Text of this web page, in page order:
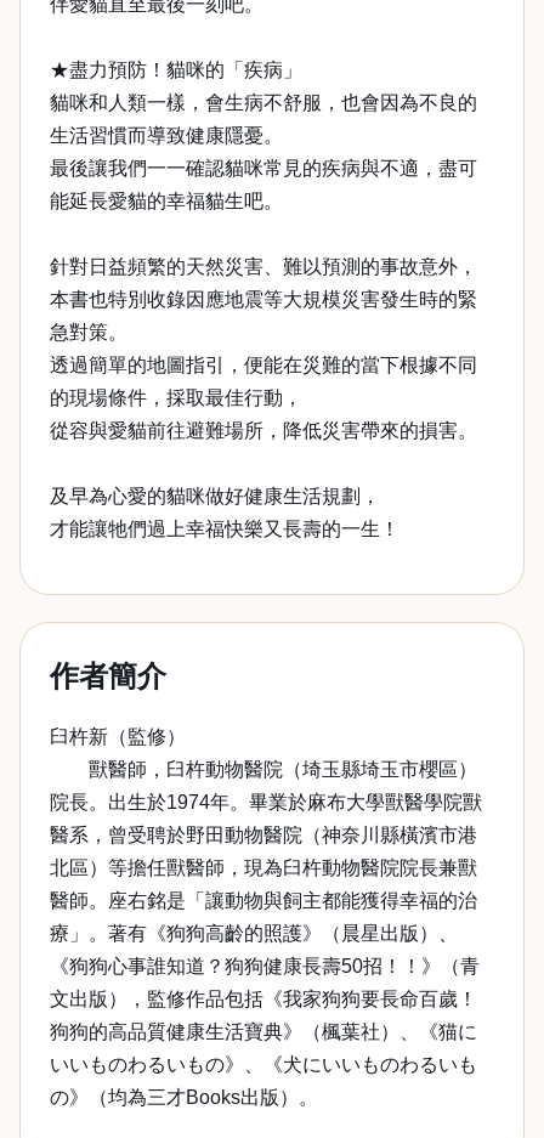
伴愛貓直至最後一刻吧。
★盡力預防！貓咪的「疾病」
貓咪和人類一樣，會生病不舒服，也會因為不良的
生活習慣而導致健康隱憂。
最後讓我們一一確認貓咪常見的疾病與不適，盡可
能延長愛貓的幸福貓生吧。
針對日益頻繁的天然災害、難以預測的事故意外，
本書也特別收錄因應地震等大規模災害發生時的緊
急對策。
透過簡單的地圖指引，便能在災難的當下根據不同
的現場條件，採取最佳行動，
從容與愛貓前往避難場所，降低災害帶來的損害。
及早為心愛的貓咪做好健康生活規劃，
才能讓牠們過上幸福快樂又長壽的一生！
作者簡介
臼杵新（監修）
獸醫師，臼杵動物醫院（埼玉縣埼玉市櫻區）
院長。出生於1974年。畢業於麻布大學獸醫學院獸
醫系，曾受聘於野田動物醫院（神奈川縣橫濱市港
北區）等擔任獸醫師，現為臼杵動物醫院院長兼獸
醫師。座右銘是「讓動物與飼主都能獲得幸福的治
療」。著有《狗狗高齡的照護》（晨星出版）、
《狗狗心事誰知道？狗狗健康長壽50招！！》（青
文出版），監修作品包括《我家狗狗要長命百歲！
狗狗的高品質健康生活寶典》（楓葉社）、《猫に
いいものわるいもの》、《犬にいいものわるいも
の》（均為三才Books出版）。